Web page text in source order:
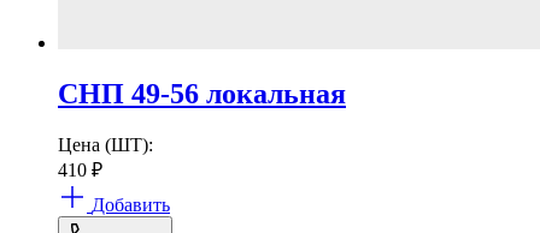
СНП 49-56 локальная
Цена (ШТ):
410 ₽
Добавить